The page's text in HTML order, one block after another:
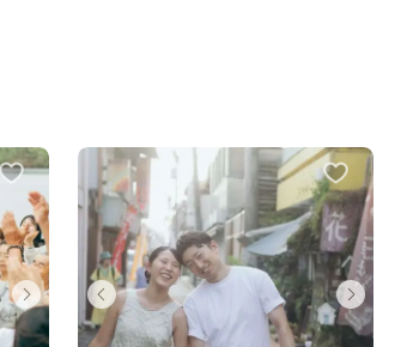
ウェディング
富山県
ウェディング
福島県
ウェディングフォト
群馬県
ウェディング
富山県